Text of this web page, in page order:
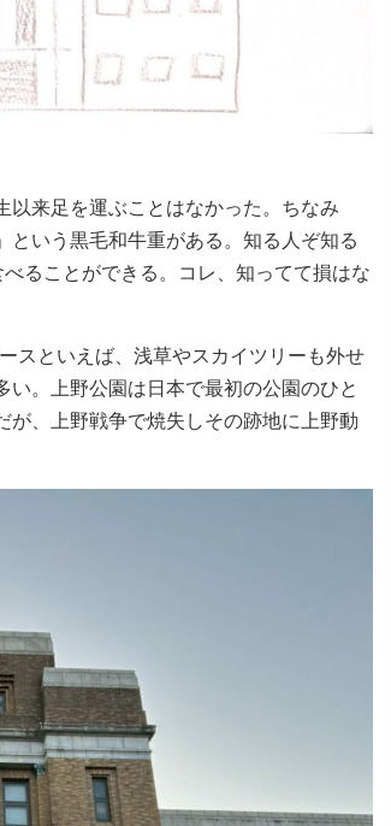
来足を運ぶことはなかった。ちなみ
いう黒毛和牛重がある。知る人ぞ知る
ることができる。コレ、知ってて損はな
スといえば、浅草やスカイツリーも外せ
。上野公園は日本で最初の公園のひと
、上野戦争で焼失しその跡地に上野動